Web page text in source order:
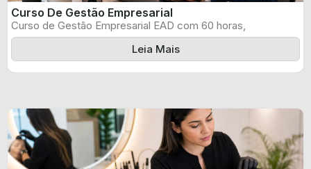
Curso De Gestão Empresarial
Curso de Gestão Empresarial EAD com 60 horas,
certificado informado pelo produtor e ...
Leia Mais